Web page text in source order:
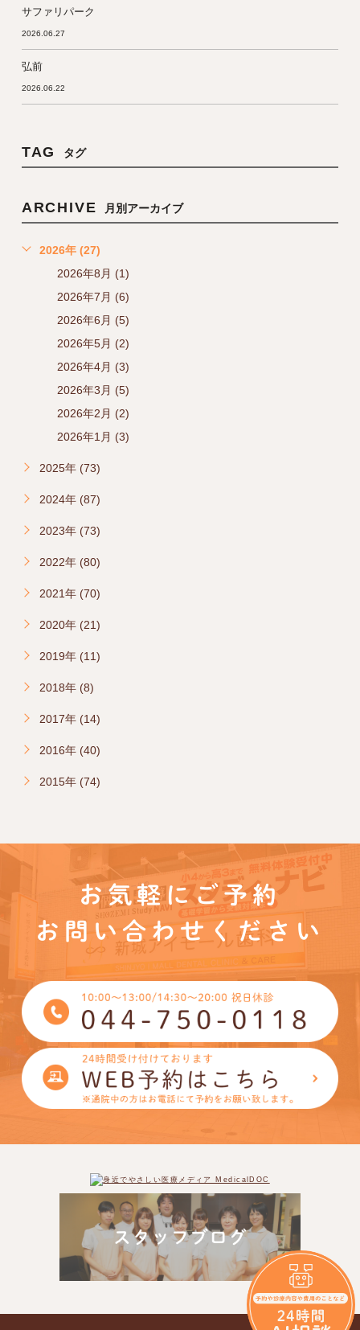
サファリパーク
2026.06.27
弘前
2026.06.22
TAG タグ
ARCHIVE 月別アーカイブ
2026年 (27)
2026年8月 (1)
2026年7月 (6)
2026年6月 (5)
2026年5月 (2)
2026年4月 (3)
2026年3月 (5)
2026年2月 (2)
2026年1月 (3)
2025年 (73)
2024年 (87)
2023年 (73)
2022年 (80)
2021年 (70)
2020年 (21)
2019年 (11)
2018年 (8)
2017年 (14)
2016年 (40)
2015年 (74)
お気軽にご予約
お問い合わせください